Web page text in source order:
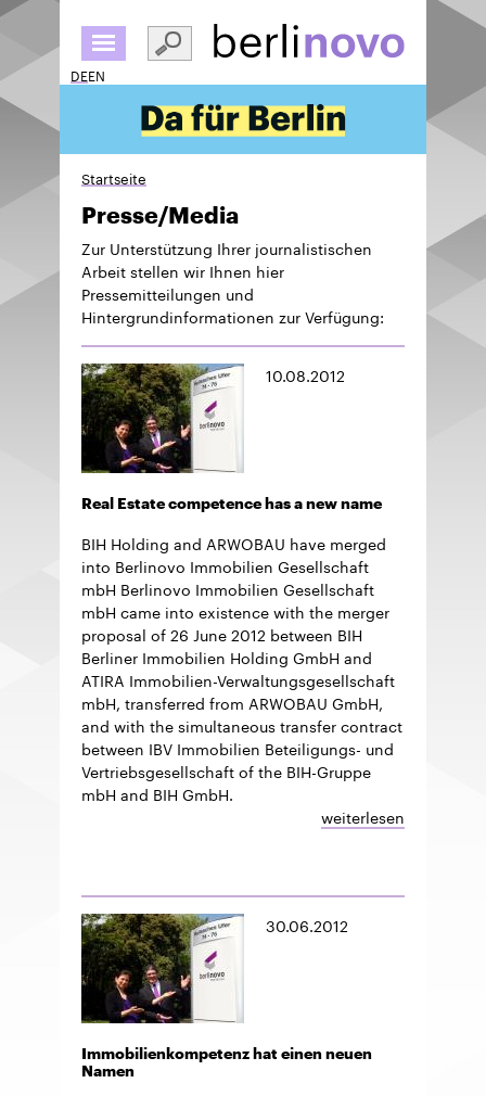
zum
Inhalt
DEEN
Startseite
Presse/Media
Zur Unterstützung Ihrer journalistischen
Arbeit stellen wir Ihnen hier
Pressemitteilungen und
Hintergrundinformationen zur Verfügung:
10.08.2012
Real Estate competence has a new name
BIH Holding and ARWOBAU have merged
into Berlinovo Immobilien Gesellschaft
mbH Berlinovo Immobilien Gesellschaft
mbH came into existence with the merger
proposal of 26 June 2012 between BIH
Berliner Immobilien Holding GmbH and
ATIRA Immobilien-Verwaltungsgesellschaft
mbH, transferred from ARWOBAU GmbH,
and with the simultaneous transfer contract
between IBV Immobilien Beteiligungs- und
Vertriebsgesellschaft of the BIH-Gruppe
mbH and BIH GmbH.
weiterlesen
30.06.2012
Immobilienkompetenz hat einen neuen
Namen